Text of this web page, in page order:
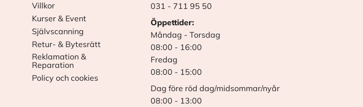
Villkor
Kurser & Event
Självscanning
Retur- & Bytesrätt
Reklamation &
Reparation
Policy och cookies
031 - 711 95 50
Öppettider:
Måndag - Torsdag
08:00 - 16:00
Fredag
08:00 - 15:00
Dag före röd dag/midsommar/nyår
08:00 - 13:00